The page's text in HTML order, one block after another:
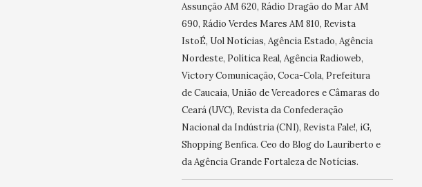
Assunção AM 620, Rádio Dragão do Mar AM
690, Rádio Verdes Mares AM 810, Revista
IstoÉ, Uol Notícias, Agência Estado, Agência
Nordeste, Política Real, Agência Radioweb,
Victory Comunicação, Coca-Cola, Prefeitura
de Caucaia, União de Vereadores e Câmaras do
Ceará (UVC), Revista da Confederação
Nacional da Indústria (CNI), Revista Fale!, iG,
Shopping Benfica. Ceo do Blog do Lauriberto e
da Agência Grande Fortaleza de Notícias.